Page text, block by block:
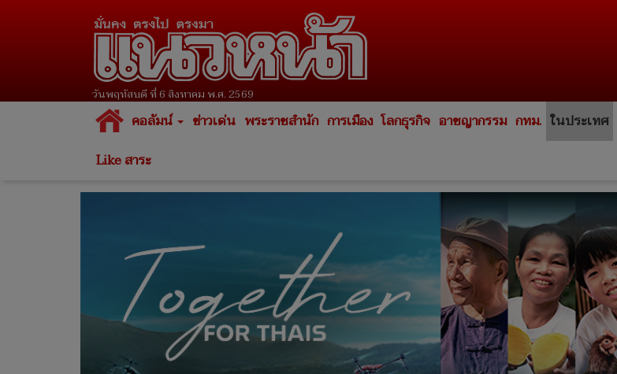
วันพฤหัสบดี ที่ 6 สิงหาคม พ.ศ. 2569
คอลัมน์ ข่าวเด่น พระราชสำนัก การเมือง โลกธุรกิจ อาชญากรรม กทม. ในประเทศ
Like สาระ